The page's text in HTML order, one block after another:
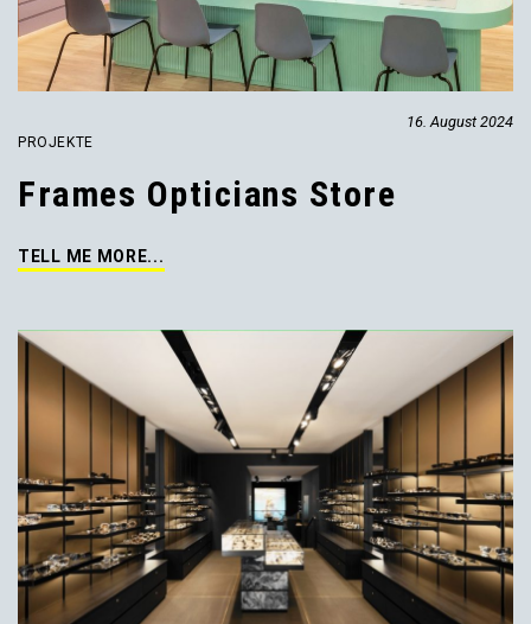
16. August 2024
PROJEKTE
Frames Opticians Store
TELL ME MORE...